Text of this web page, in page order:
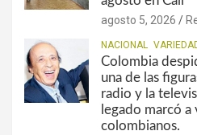
agosto 5, 2026
NACIONAL
Colombia
una de las
radio y la
legado marcó a
colombianos.